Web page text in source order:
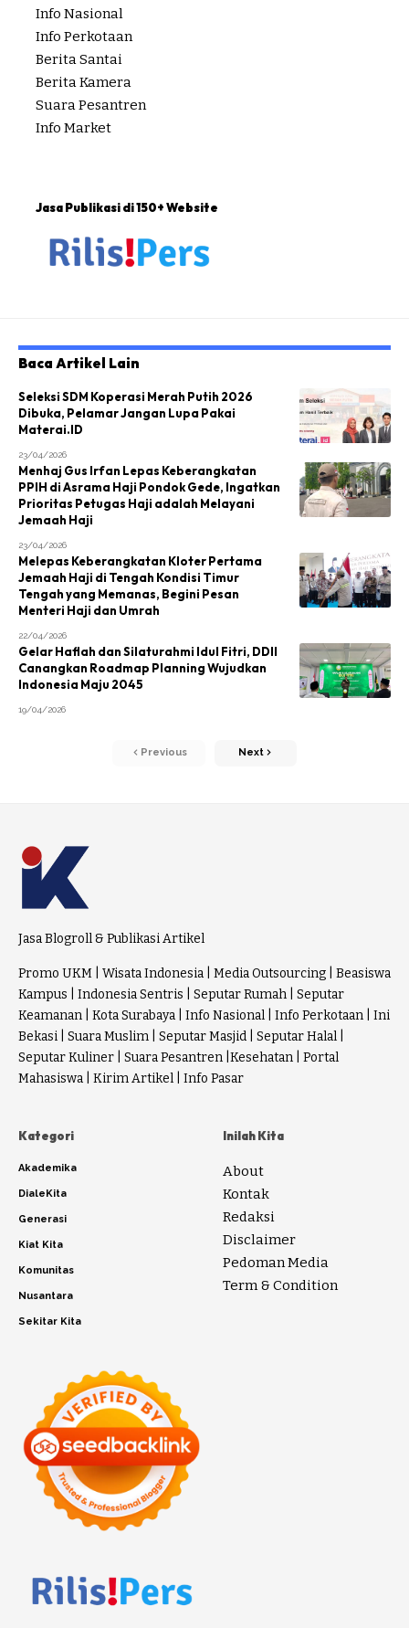
Info Nasional
Info Perkotaan
Berita Santai
Berita Kamera
Suara Pesantren
Info Market
Jasa Publikasi di 150+ Website
Baca Artikel Lain
Seleksi SDM Koperasi Merah Putih 2026
Dibuka, Pelamar Jangan Lupa Pakai
Materai.ID
23/04/2026
Menhaj Gus Irfan Lepas Keberangkatan
PPIH di Asrama Haji Pondok Gede, Ingatkan
Prioritas Petugas Haji adalah Melayani
Jemaah Haji
23/04/2026
Melepas Keberangkatan Kloter Pertama
Jemaah Haji di Tengah Kondisi Timur
Tengah yang Memanas, Begini Pesan
Menteri Haji dan Umrah
22/04/2026
Gelar Haflah dan Silaturahmi Idul Fitri, DDII
Canangkan Roadmap Planning Wujudkan
Indonesia Maju 2045
19/04/2026
Previous Next
Jasa Blogroll & Publikasi Artikel
Promo UKM Wisata Indonesia Media Outsourcing
Beasiswa
Kampus
Indonesia Sentris Seputar Rumah
Seputar
Keamanan
Kota Surabaya Info Nasional Info Perkotaan
Ini
Bekasi
Suara Muslim Seputar Masjid Seputar Halal
Seputar Kuliner
Suara Pesantren Kesehatan
Portal
Mahasiswa
Kirim Artikel Info Pasar
Kategori
Akademika
DialeKita
Generasi
Kiat Kita
Komunitas
Nusantara
Sekitar Kita
Inilah Kita
About
Kontak
Redaksi
Disclaimer
Pedoman Media
Term & Condition